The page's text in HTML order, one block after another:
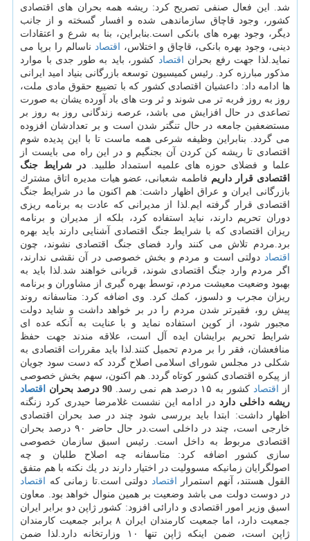
شد. این فعال صنفی تصریح كرد: ریشه همه بحران های اقتصادی
كشور، وجود قاچاق سازماندهی شده و افسار گسخته و از جانب
دیگر، وجود بهره های بانكی است.بنابراین، بنا به شرع و اعتقادات
دینی، وجود بهره بانكی، قاچاق و اختلاس،
اقتصاد ناسالم را برپا می
نماید.لذا جهت رفع بحران
اقتصاد كشور، باید به طور جدی با موارد
مذكور مبارزه كرد. رئیس كمیسیون توسعه بازرگانی بنیاد امید ایرانی
ها ادامه داد: داعشیان اقتصادی كشور كه با تضییع حقوق مادی ملت،
روز به روز فربه تر می شوند و ثر وت های باد آورده یشان به صورت
تصاعدی در حال افزایش می باشد، عرصه زندگانی روز به روز بر
مستضعفین جامعه در حال تنگتر شدن است و بر تعدادشان افزوده
می گردد. بنابراین وظیفه شرعی همه ماست تا با این پدیده شوم
اقتصادی تا ریشه كن كردن آن بجنگیم و در این راه می بایست از
علما و فضلای حوزه های علمیه استمداد طلبید. در شرایط جنگ
اقتصادی قرار داریم فاطمه شعبانی، عضو هیات مدیره اتاق مشترك
بازرگانی ایران و عراق اظهار داشت: هم اكنون ما در شرایط جنگ
اقتصادی قرار گرفته ایم.لذا از مدیرانی كه عادت به برنامه ریزی
دوران تحریم دارند، نباید استفاده كرد، بلكه از مدیران و برنامه
ریزان اقتصادی كه با شرایط جنگ اقتصادی آشنایی دارند باید بهره
برد.مردم تلاش می كنند وارد فضای جنگ اقتصادی نشوند، چون
اقتصاد دولتی است و مردم و بخش خصوصی در آن نقشی ندارند،
اگر مردم وارد جنگ اقتصادی شوند، قربانی خواهند شد.لذا باید به
بهبود وضعیت معیشت مردم، توسط بهره گیری از مشاوران و برنامه
ریزان مجرب و دلسوز، كمك كرد. وی اضافه كرد: متاسفانه روند
پیش رو، فقیرتر شدن مردم را در بر خواهد داشت و شاید دولت
مجبور شود، از كوپن استفاده نماید و با عنایت به آنكه عده ای
شرایط تحریم برایشان ایده آل است، علاقه مندند جهت حفظ
منافعشان، فقر را بر مردم تحمیل كنند.لذا باید مقررات اقتصادی به
شكلی در مجلس شورای اسلامی اصلاح گردد كه دست سود جویان
از پیكره اقتصادی كشور كوتاه گردد. هم اكنون، سهم بخش خصوصی
از
اقتصاد كشور به ۱۵ درصد هم نمی رسد. 90 درصد بحران
اقتصاد
ریشه داخلی دارددر ادامه این نشست غلامرضا حیدری كرد زنگنه
اظهار داشت: ابتدا باید بررسی شود چند در صد بحران اقتصادی
خارجی است، چند در داخلی است.در حال حاضر ۹۰ درصد بحران
اقتصادی مربوط به داخل است. رئیس اسبق سازمان خصوصی
سازی كشور اضافه كرد: متاسفانه چه اصلاح طلبان و چه
اصولگرایان زمانیكه مسوولیت در اختیار دارند در یك نكته با هم متفق
القول هستند، آنهم استمرار
اقتصاد دولتی است.تا زمانی كه
اقتصاد
در دوست دولت می باشد وضعیت بر همین منوال خواهد بود. معاون
اسبق وزیر امور اقتصادی و دارائی افزود: كشور ژاپن دو برابر ایران
جمعیت دارد، اما جمعیت كارمندان ایران ۸ برابر جمعیت كارمندان
ژاپن است، ضمن اینكه ژاپن تنها ۱۰ وزارتخانه دارد.لذا ضمن